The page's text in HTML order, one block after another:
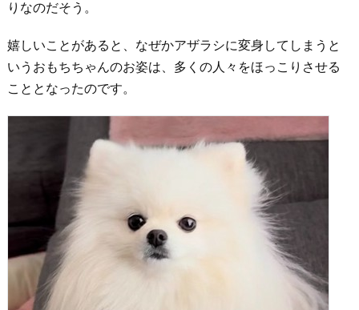
りなのだそう。
嬉しいことがあると、なぜかアザラシに変身してしまうと
いうおもちちゃんのお姿は、多くの人々をほっこりさせる
こととなったのです。